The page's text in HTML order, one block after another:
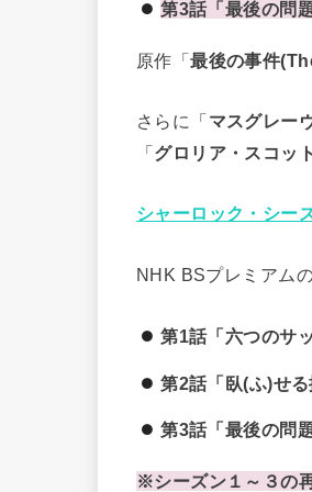
第3話「最後の問
原作「最後の事件
さらに「マスグレー
「グロリア・スコッ
シャーロック・シー
NHK BSプレミアム
第1話「六つのサ
第2話「臥(ふ)せる
第3話「最後の問題
※シーズン１～３の